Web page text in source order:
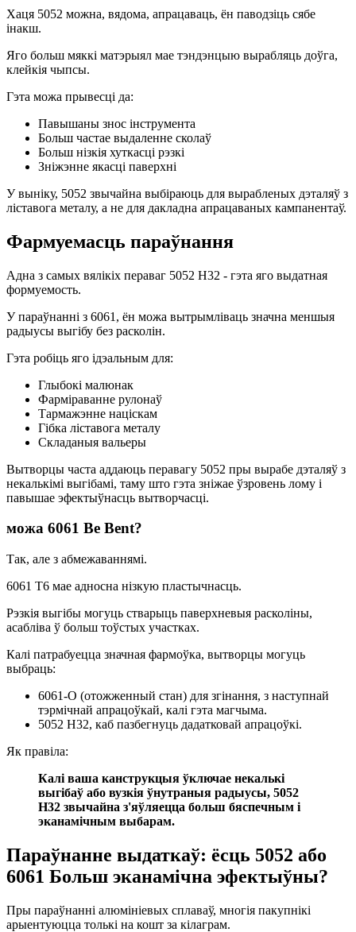
Хаця 5052 можна, вядома, апрацаваць, ён паводзіць сябе
інакш.
Яго больш мяккі матэрыял мае тэндэнцыю вырабляць доўга,
клейкія чыпсы.
Гэта можа прывесці да:
Павышаны знос інструмента
Больш частае выдаленне сколаў
Больш нізкія хуткасці рэзкі
Зніжэнне якасці паверхні
У выніку, 5052 звычайна выбіраюць для вырабленых дэталяў з
ліставога металу, а не для дакладна апрацаваных кампанентаў.
Фармуемасць параўнання
Адна з самых вялікіх пераваг 5052 H32 - гэта яго выдатная
формуемость.
У параўнанні з 6061, ён можа вытрымліваць значна меншыя
радыусы выгібу без расколін.
Гэта робіць яго ідэальным для:
Глыбокі малюнак
Фарміраванне рулонаў
Тармажэнне націскам
Гібка ліставога металу
Складаныя вальеры
Вытворцы часта аддаюць перавагу 5052 пры вырабе дэталяў з
некалькімі выгібамі, таму што гэта зніжае ўзровень лому і
павышае эфектыўнасць вытворчасці.
можа 6061 Be Bent?
Так, але з абмежаваннямі.
6061 Т6 мае адносна нізкую пластычнасць.
Рэзкія выгібы могуць стварыць паверхневыя расколіны,
асабліва ў больш тоўстых участках.
Калі патрабуецца значная фармоўка, вытворцы могуць
выбраць:
6061-О (отожженный стан) для згінання, з наступнай
тэрмічнай апрацоўкай, калі гэта магчыма.
5052 H32, каб пазбегнуць дадатковай апрацоўкі.
Як правіла:
Калі ваша канструкцыя ўключае некалькі
выгібаў або вузкія ўнутраныя радыусы, 5052
H32 звычайна з'яўляецца больш бяспечным і
эканамічным выбарам.
Параўнанне выдаткаў: ёсць 5052 або
6061 Больш эканамічна эфектыўны?
Пры параўнанні алюмініевых сплаваў, многія пакупнікі
арыентуюцца толькі на кошт за кілаграм.